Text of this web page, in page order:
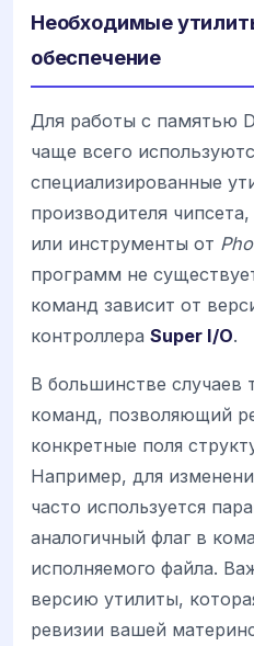
Необходимые
обеспечение
Для работы с памятью
чаще всего
специализированные
производителя чипсета,
или инструменты от
программ не
команд зависит от
контроллера Super I/O.
В большинстве случаев
команд, позволяющий
конкретные поля
Например, для
часто используется
аналогичный флаг в
исполняемого файла.
версию утилиты,
ревизии вашей